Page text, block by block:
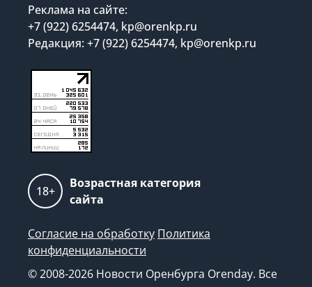
Реклама на сайте:
+7 (922) 6254474, kp@orenkp.ru
Редакция: +7 (922) 6254474, kp@orenkp.ru
18+
Возрастная категория
сайта
Согласие на обработку Политика
конфиденциальности
© 2008-2026 Новости Оренбурга Orenday. Все